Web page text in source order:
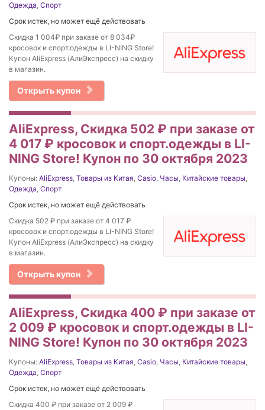
Одежда, Спорт
Срок истек, но может ещё действовать
Скидка 1 004₽ при заказе от 8 034₽
кросовок и спорт.одежды в LI-NING Store!
Купон AliExpress (АлиЭкспресс) на скидку
в магазин.
Открыть купон
AliExpress, Скидка 502 ₽ при заказе от
4 017 ₽ кросовок и спорт.одежды в LI-
NING Store! Купон по 30 октября 2023
Купоны: AliExpress, Товары из Китая, Casio, Часы, Китайские товары,
Одежда, Спорт
Срок истек, но может ещё действовать
Скидка 502 ₽ при заказе от 4 017 ₽
кросовок и спорт.одежды в LI-NING Store!
Купон AliExpress (АлиЭкспресс) на скидку
в магазин.
Открыть купон
AliExpress, Скидка 400 ₽ при заказе от
2 009 ₽ кросовок и спорт.одежды в LI-
NING Store! Купон по 30 октября 2023
Купоны: AliExpress, Товары из Китая, Casio, Часы, Китайские товары,
Одежда, Спорт
Срок истек, но может ещё действовать
Скидка 400 ₽ при заказе от 2 009 ₽